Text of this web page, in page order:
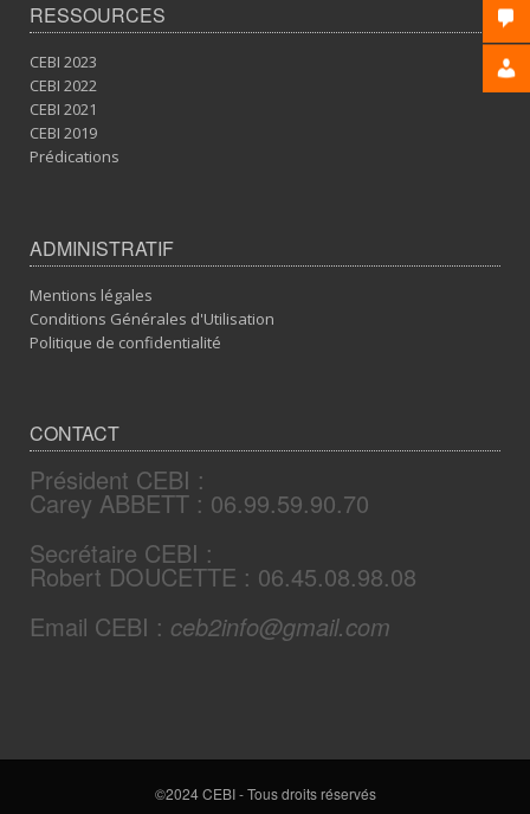
RESSOURCES
CEBI 2023
CEBI 2022
CEBI 2021
CEBI 2019
Prédications
ADMINISTRATIF
Mentions légales
Conditions Générales d'Utilisation
Politique de confidentialité
CONTACT
Président CEBI :
Carey ABBETT : 06.99.59.90.70
Secrétaire CEBI :
Robert DOUCETTE : 06.45.08.98.08
Email CEBI : ceb2info@gmail.com
©2024 CEBI - Tous droits réservés